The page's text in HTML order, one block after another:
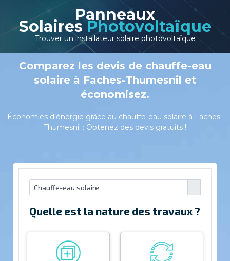
Panneaux
Solaires Photovoltaïque
Trouver un installateur solaire photovoltaïque
Comparez les devis de chauffe-eau
solaire à Faches-Thumesnil et
économisez.
Économies d'énergie grâce au chauffe-eau solaire à Faches-
Thumesnil : Obtenez des devis gratuits !